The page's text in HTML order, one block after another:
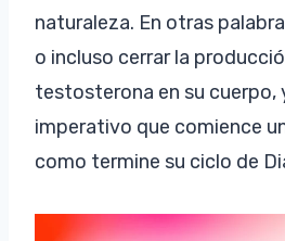
naturaleza. En otras
o incluso cerrar la
testosterona en su cuerpo,
imperativo que comience
como termine su ciclo de